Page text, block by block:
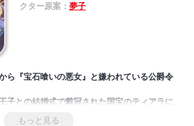
クター原案： 夢子
ら『宝石喰いの悪女』と嫌われている公爵令
子との結婚式で戴冠された国宝のティアラに
彼女は、王子から婚約破棄と国外追放を命じ
もっと見る